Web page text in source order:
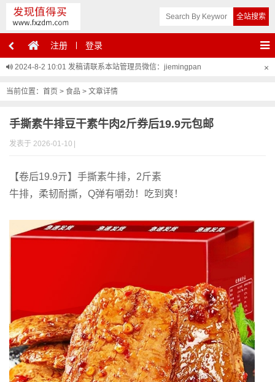
注册 登录
2024-8-2 10:01 发稿请联系本站管理员微信：jiemingpan ×
当前位置： 首页 > 食品 > 文章详情
手撕素牛排豆干素牛肉2斤券后19.9元包邮
发表于 2026-01-10
【卷后19.9亓】手撕素牛排，2斤素
牛排，柔韧耐撕，Q弹有嚼劲！吃到爽！